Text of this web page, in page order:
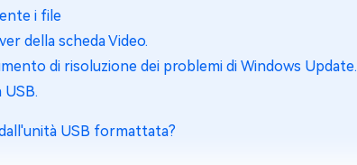
i file
della scheda Video.
di risoluzione dei problemi di Windows Update.
USB formattata?